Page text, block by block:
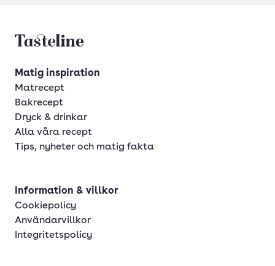
Tasteline startsida
Matig inspiration
Matrecept
Bakrecept
Dryck & drinkar
Alla våra recept
Tips, nyheter och matig fakta
Information & villkor
Cookiepolicy
Användarvillkor
Integritetspolicy